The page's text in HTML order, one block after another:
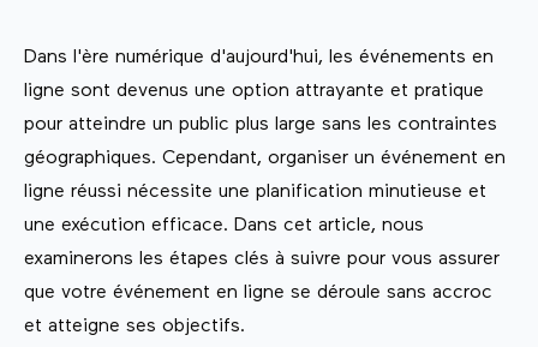
Dans l'ère numérique d'aujourd'hui, les événements en
ligne sont devenus une option attrayante et pratique
pour atteindre un public plus large sans les contraintes
géographiques. Cependant, organiser un événement en
ligne réussi nécessite une planification minutieuse et
une exécution efficace. Dans cet article, nous
examinerons les étapes clés à suivre pour vous assurer
que votre événement en ligne se déroule sans accroc
et atteigne ses objectifs.